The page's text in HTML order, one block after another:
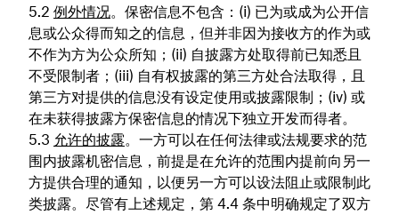
例外情况。保密信息不包含：(i) 已为或成为公开信
息或公众得而知之的信息，但并非因为接收方的作为或
不作为方为公众所知；(ii) 自披露方处取得前已知悉且
不受限制者；(iii) 自有权披露的第三方处合法取得，且
第三方对提供的信息没有设定使用或披露限制；(iv) 或
在未获得披露方保密信息的情况下独立开发而得者。
允许的披露。一方可以在任何法律或法规要求的范
围内披露机密信息，前提是在允许的范围内提前向另一
方提供合理的通知，以便另一方可以设法阻止或限制此
类披露。尽管有上述规定，第 4.4 条中明确规定了双方